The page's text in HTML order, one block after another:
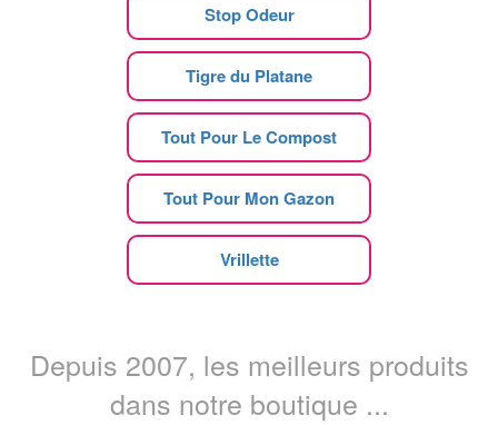
Stop Odeur
Tigre du Platane
Tout Pour Le Compost
Tout Pour Mon Gazon
Vrillette
Depuis 2007, les meilleurs produits
dans notre boutique ...